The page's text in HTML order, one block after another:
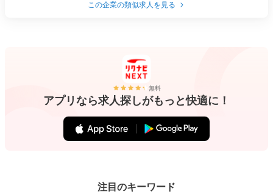
この企業の類似求人を見る
無料
アプリなら求人探しがもっと快適に！
注目のキーワード